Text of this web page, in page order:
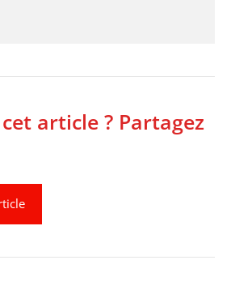
article ? Partagez